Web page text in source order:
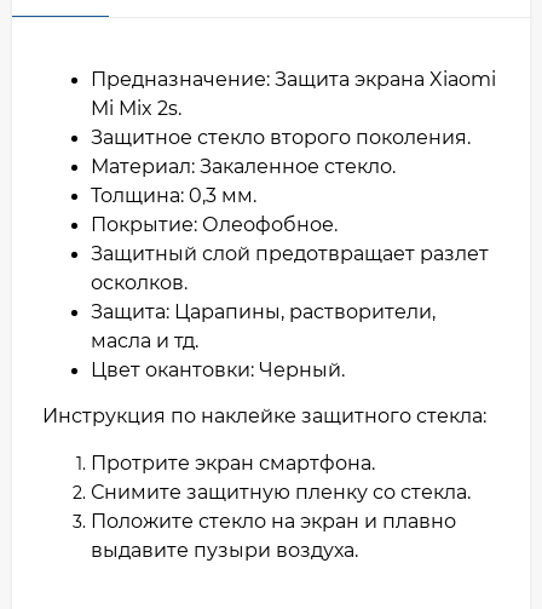
Предназначение: Защита экрана Xiaomi
Mi Mix 2s.
Защитное стекло второго поколения.
Материал: Закаленное стекло.
Толщина: 0,3 мм.
Покрытие: Олеофобное.
Защитный слой предотвращает разлет
осколков.
Защита: Царапины, растворители,
масла и тд.
Цвет окантовки: Черный.
Инструкция по наклейке защитного стекла:
Протрите экран смартфона.
Снимите защитную пленку со стекла.
Положите стекло на экран и плавно
выдавите пузыри воздуха.